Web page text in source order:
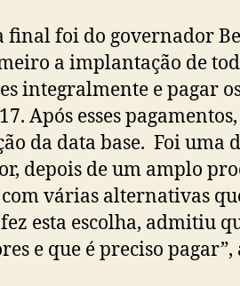
final foi do governador
a implantação de
integralmente e pagar
Após esses
da data base. Foi uma
depois de um amplo
com várias alternativas
esta escolha, admitiu
e que é preciso